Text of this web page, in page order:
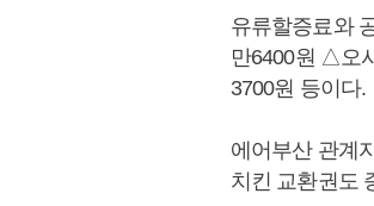
유류할증료와
만6400원 △오
3700원 등이다.
에어부산 관계
치킨 교환권도